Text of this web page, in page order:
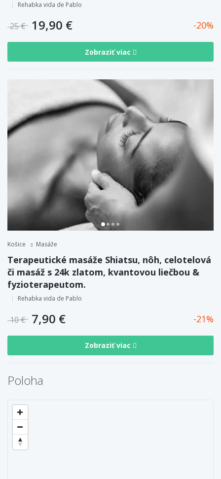
Rehabka vida de Pablo
25 € 19,90 € 20
Zobraziť viac
Košice Masáže
Terapeutické masáže Shiatsu, nôh, celotelová
či masáž s 24k zlatom, kvantovou liečbou &
fyzioterapeutom.
Rehabka vida de Pablo
10 € 7,90 € 21
Zobraziť viac
Poloha